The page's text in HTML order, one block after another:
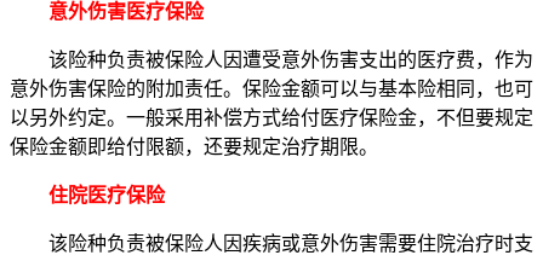
意外伤害医疗保险
该险种负责被保险人因遭受意外伤害支出的医疗费，作为
意外伤害保险的附加责任。保险金额可以与基本险相同，也可
以另外约定。一般采用补偿方式给付医疗保险金，不但要规定
保险金额即给付限额，还要规定治疗期限。
住院医疗保险
该险种负责被保险人因疾病或意外伤害需要住院治疗时支